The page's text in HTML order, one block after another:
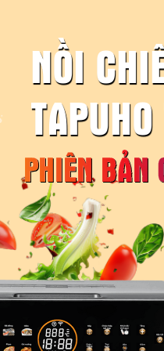
NỒI
PHIÊN BẢN